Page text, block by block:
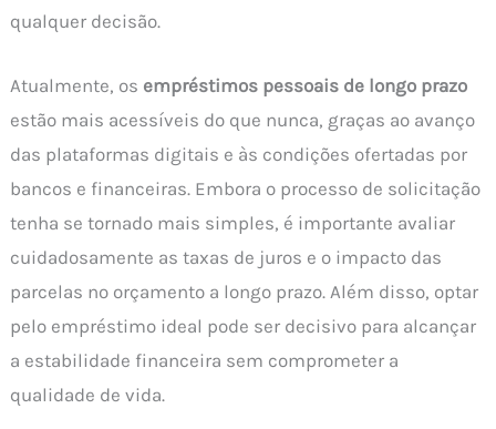
qualquer decisão.
Atualmente, os empréstimos pessoais de longo prazo
estão mais acessíveis do que nunca, graças ao avanço
das plataformas digitais e às condições ofertadas por
bancos e financeiras. Embora o processo de solicitação
tenha se tornado mais simples, é importante avaliar
cuidadosamente as taxas de juros e o impacto das
parcelas no orçamento a longo prazo. Além disso, optar
pelo empréstimo ideal pode ser decisivo para alcançar
a estabilidade financeira sem comprometer a
qualidade de vida.